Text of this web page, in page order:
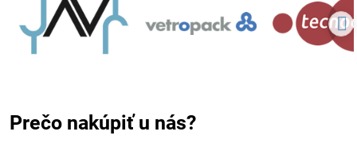
Prečo nakúpiť u nás?